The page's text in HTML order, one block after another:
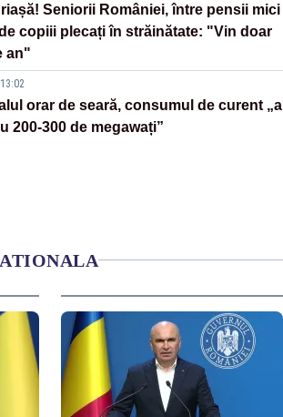
Seniorii României, între pensii mici
copiii plecați în străinătate: "Vin doar
an"
orar de seară, consumul de curent „a
200-300 de megawați”